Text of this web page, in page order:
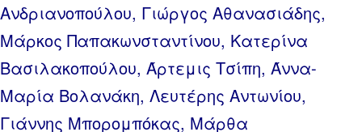
Ανδριανοπούλου, Γιώργος Αθανασιάδης,
Μάρκος Παπακωνσταντίνου, Κατερίνα
Βασιλακοπούλου, Άρτεμις Τσίπη, Άννα-
Μαρία Βολανάκη, Λευτέρης Αντωνίου,
Γιάννης Μπορομπόκας, Μάρθα